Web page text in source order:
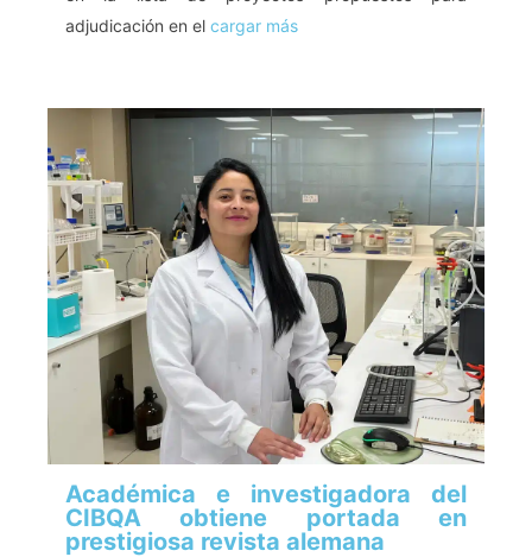
adjudicación en el cargar más
Académica e investigadora del
CIBQA obtiene portada en
prestigiosa revista alemana